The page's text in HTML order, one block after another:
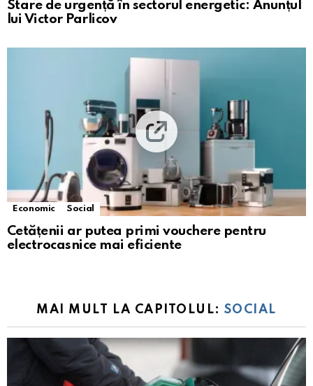
Stare de urgență în sectorul energetic: Anunțul
lui Victor Parlicov
Economic Social
Cetățenii ar putea primi vouchere pentru
electrocasnice mai eficiente
MAI MULT LA CAPITOLUL: SOCIAL